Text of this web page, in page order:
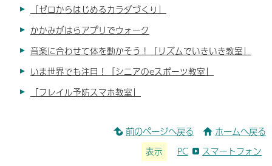
「ゼロからはじめるカラダづくり」
かかみがはらアプリでウォーク
音楽に合わせて体を動かそう！「リズムでいきいき教室」
いま世界でも注目！「シニアのeスポーツ教室」
「フレイル予防スマホ教室」
前のページへ戻る ホームへ戻る
表示 PC スマートフォン